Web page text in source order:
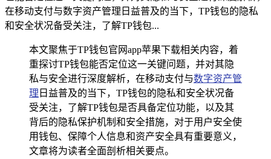
在移动支付与数字资产管理日益普及的当下，TP钱包的隐私
和安全状况备受关注，了解TP钱包...
本文聚焦于TP钱包官网app苹果下载相关内容，着
重探讨TP钱包能否定位这一关键问题，并对其隐
私与安全进行深度解析，在移动支付与数字资产管
理 日益普及的当下，TP钱包的隐私和安全状况备
受关注，了解TP钱包是否具备定位功能，以及其
背后的隐私保护机制和安全措施，对于用户安全使
用钱包、保障个人信息和资产安全具有重要意义，
文章将为读者全面剖析相关要点。